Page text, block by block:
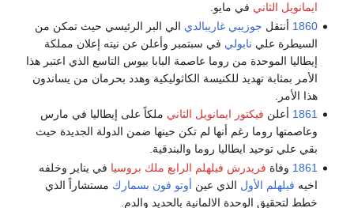
ايمانويل الثاني في مايو.
1860 أنتقل جوزيبي غاريبالدي الي البر الرئيسي حيث تمكن من
السيطرة علي نابولي في سبتمبر وأعلن عن نيته إعلان مملكة
إيطاليا الموحدة من روما عاصمة البابا بيوس التاسع الذي اعتبر هذا
الأمر بمثابة تهديد للكنيسة الكاثوليكية وهدد بحرمان من يساندون
هذا الأمر.
1861 أعلن فيكتور ايمانويل الثاني ملكاً على إيطاليا في مارس
وعاصمتها روما رغم أنها لم تكن حينها ضمن الدولة الجديدة حيث
بقي علي توحيد ايطاليا روما والبندقية.
1861 وفاة فريدرش فيلهلم الرابع ملك بروسيا في يناير وخلفه
اخيه فيلهلم الأول الذي عين أوتو فون بسمارك مستشاراً الذي
خطط لتحقيق الوحدة الالمانية بالحديد والدم.